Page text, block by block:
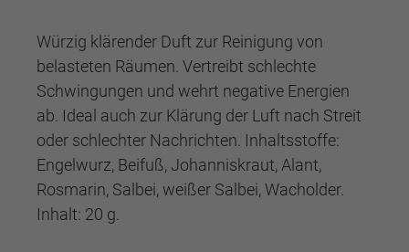
Würzig klärender Duft zur Reinigung von
belasteten Räumen. Vertreibt schlechte
Schwingungen und wehrt negative Energien
ab. Ideal auch zur Klärung der Luft nach Streit
oder schlechter Nachrichten. Inhaltsstoffe:
Engelwurz, Beifuß, Johanniskraut, Alant,
Rosmarin, Salbei, weißer Salbei, Wacholder.
Inhalt: 20 g.